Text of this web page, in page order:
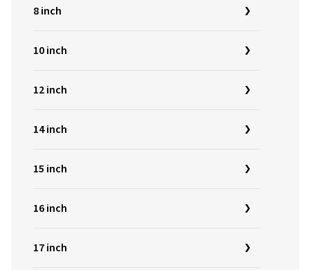
8 inch
10 inch
12 inch
14 inch
15 inch
16 inch
17 inch